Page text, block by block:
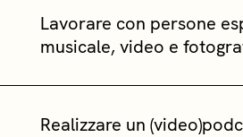
Lavorare con persone
musicale, video e
Realizzare un